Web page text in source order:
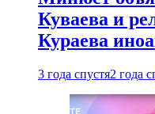
Куваева и
Кураева
3 года спустя2 года